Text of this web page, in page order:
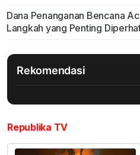
Dana Penanganan Bencana
Langkah yang Penting
Rekomendasi
Republika TV